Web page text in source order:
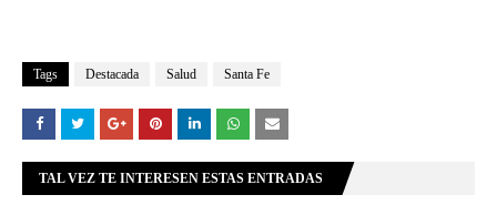
Tags Destacada Salud Santa Fe
TAL VEZ TE INTERESEN ESTAS ENTRADAS